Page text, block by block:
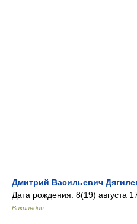
Дмитрий Васильевич
Дата рождения: 8(19) августа
Википедия